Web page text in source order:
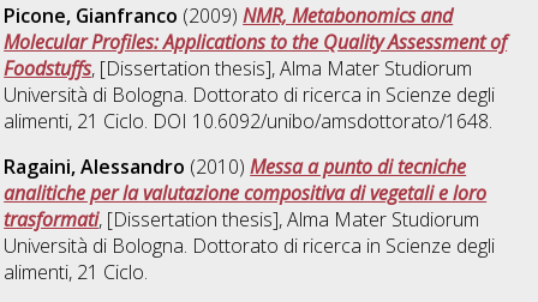
Picone, Gianfranco (2009)NMR, Metabonomics and
Molecular Profiles: Applications to the Quality Assessment of
Foodstuffs, [Dissertation thesis], Alma Mater Studiorum
Università di Bologna. Dottorato di ricerca in Scienze degli
alimenti, 21 Ciclo. DOI 10.6092/unibo/amsdottorato/1648.
Ragaini, Alessandro (2010)Messa a punto di tecniche
analitiche per la valutazione compositiva di vegetali e loro
trasformati, [Dissertation thesis], Alma Mater Studiorum
Università di Bologna. Dottorato di ricerca in Scienze degli
alimenti, 21 Ciclo.